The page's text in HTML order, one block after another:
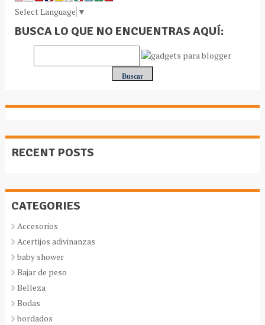
Select Language ▼
BUSCA LO QUE NO ENCUENTRAS AQUÍ:
RECENT POSTS
CATEGORIES
Accesorios
Acertijos adivinanzas
baby shower
Bajar de peso
Belleza
Bodas
bordados